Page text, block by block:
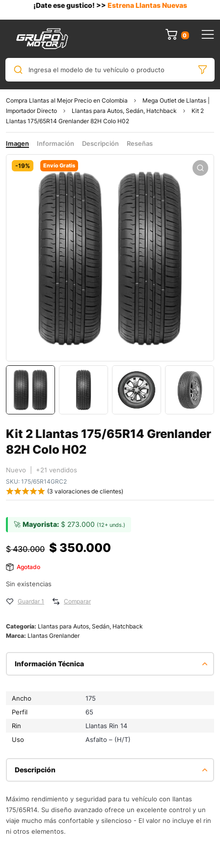
¡Date ese gustico! >> Estrena Llantas Nuevas
0
Ingresa el modelo de tu vehículo o producto
Compra Llantas al Mejor Precio en Colombia
Mega Outlet de Llantas |
Importador Directo
Llantas para Autos, Sedán, Hatchback
Kit 2
Llantas 175/65R14 Grenlander 82H Colo H02
Imagen Información Descripción Reseñas
-19% Envío Gratis
Kit 2 Llantas 175/65R14 Grenlander
82H Colo H02
Nuevo | +21 vendidos
SKU: 175/65R14GRC2
(3 valoraciones de clientes)
🚀 Mayorista: $ 273.000 (12+ unds.)
$430.000 $ 350.000
Agotado
Sin existencias
Guardar 1 Comparar
Categoría: Llantas para Autos, Sedán, Hatchback
Marca: Llantas Grenlander
Información Técnica
Ancho
175
Perfil
65
Rin
Llantas Rin 14
Uso
Asfalto – (H/T)
Descripción
Máximo rendimiento y seguridad para tu vehículo con llantas
175/65R14. Su diseño avanzado ofrece un excelente control y un
viaje mucho más confortable y silencioso - El valor no incluye el rin
ni otros elementos.